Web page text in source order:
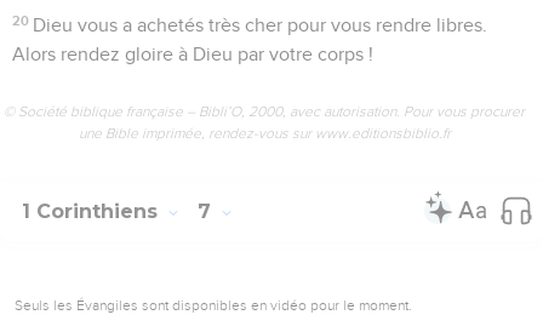
20 Dieu vous a achetés très cher pour vous rendre libres.
Alors rendez gloire à Dieu par votre corps !
© Société biblique française – Bibli’O, 2000, avec autorisation. Pour vous procurer
une Bible imprimée, rendez-vous sur www.editionsbiblio.fr
1 Corinthiens 7
Seuls les Évangiles sont disponibles en vidéo pour le moment.